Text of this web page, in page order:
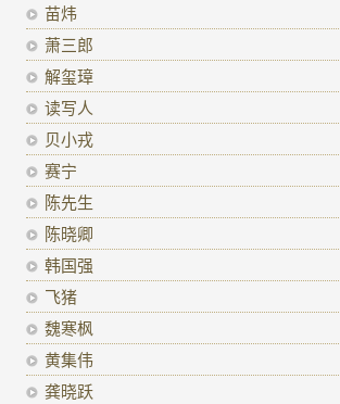
苗炜
萧三郎
解玺璋
读写人
贝小戎
赛宁
陈先生
陈晓卿
韩国强
飞猪
魏寒枫
黄集伟
龚晓跃